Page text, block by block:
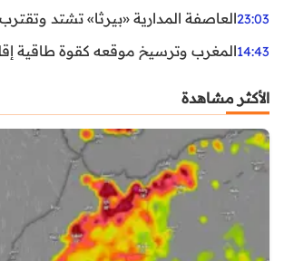
23:03العاصفة المدارية «بيرثا» تشتد
14:43المغرب وترسيخ موقعه كقوة طاقية
الأكثر مشاهدة